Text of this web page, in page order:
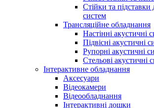
Стійки та
систем
Трансляційне обладнання
Настінні акустичні
Підвісні акустичні
Рупорні акустичні
Стельові акустичні
Інтерактивне обладнання
Аксесуари
Відеокамери
Відеообладнання
Інтерактивні дошки